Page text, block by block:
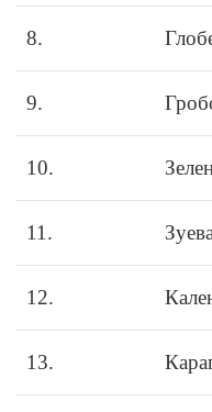
8.
9.
10.
11.
12.
13.